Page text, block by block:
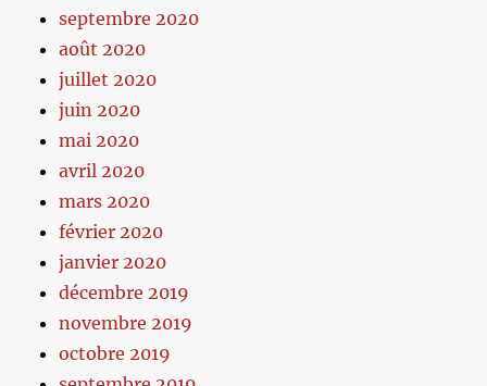
septembre 2020
août 2020
juillet 2020
juin 2020
mai 2020
avril 2020
mars 2020
février 2020
janvier 2020
décembre 2019
novembre 2019
octobre 2019